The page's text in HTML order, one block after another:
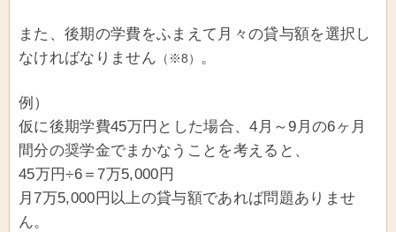
また、後期の学費をふまえて月々の貸与額を選択し
なければなりません （※8） 。
例）
仮に後期学費45万円とした場合、4月～9月の6ヶ月
間分の奨学金でまかなうことを考えると、
45万円÷6＝7万5,000円
月7万5,000円以上の貸与額であれば問題ありませ
ん。